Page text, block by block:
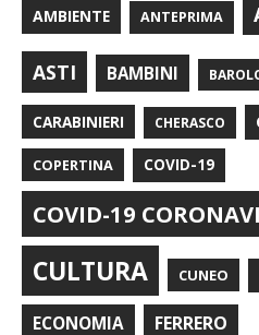
AMBIENTE ANTEPRIMA
ASTI BAMBINI
CARABINIERI CHERASCO
COPERTINA COVID-19
COVID-19
CULTURA CUNEO
ECONOMIA FERRERO